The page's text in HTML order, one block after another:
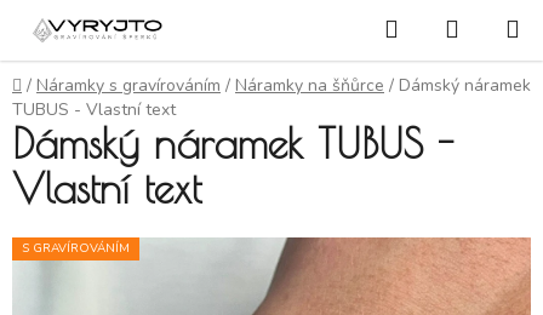
Přejít na obsah Hledat
Domů
/ Náramky s gravírováním / Náramky na šňůrce / Dámský náramek
TUBUS - Vlastní text
Dámský náramek TUBUS -
Vlastní text
S GRAVÍROVÁNÍM